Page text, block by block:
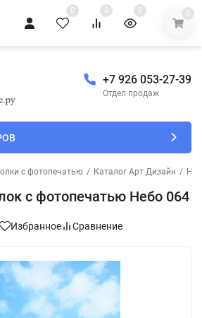
0 0 0 0
+7 926 053-27-39
Отдел продаж
с фотопечатью / Каталог Арт Дизайн /
с фотопечатью Небо 064
Избранное Сравнение